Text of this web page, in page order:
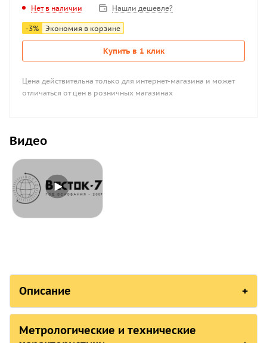
Нет в наличии Нашли дешевле?
-3% Экономия в корзине
Купить в 1 клик
Цена действительна только для интернет-магазина и может
отличаться от цен в розничных магазинах
Видео
Описание
СОСТОЯНИЕ В РЕЕСТРАХ СРЕДСТВ
Страна, ответственная организация
Метрологические и технические